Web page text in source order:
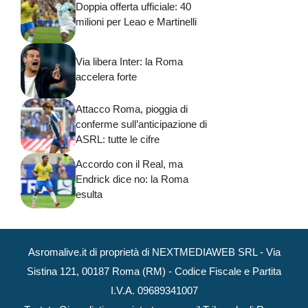
Doppia offerta ufficiale: 40
milioni per Leao e Martinelli
Via libera Inter: la Roma
accelera forte
Attacco Roma, pioggia di
conferme sull’anticipazione di
ASRL: tutte le cifre
Accordo con il Real, ma
Endrick dice no: la Roma
esulta
Asromalive.it di proprietà di NEXTMEDIAWEB SRL - Via
Sistina 121, 00187 Roma (RM) - Codice Fiscale e Partita
I.V.A. 09689341007